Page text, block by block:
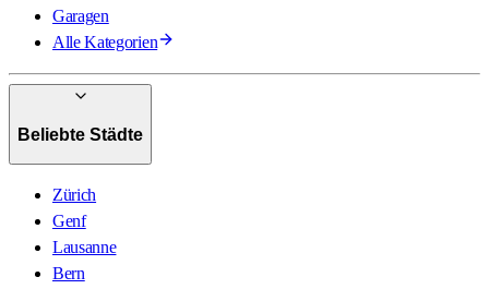
Garagen
Alle Kategorien
Beliebte Städte
Zürich
Genf
Lausanne
Bern